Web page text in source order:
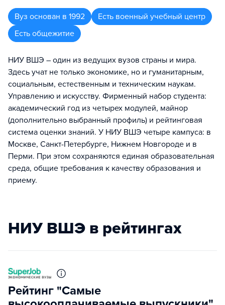
Вуз основан в 1992
Есть военный учебный центр
Есть общежитие
НИУ ВШЭ – один из ведущих вузов страны и мира.
Здесь учат не только экономике, но и гуманитарным,
социальным, естественным и техническим наукам.
Управлению и искусству. Фирменный набор студента:
академический год из четырех модулей, майнор
(дополнительно выбранный профиль) и рейтинговая
система оценки знаний. У НИУ ВШЭ четыре кампуса: в
Москве, Санкт-Петербурге, Нижнем Новгороде и в
Перми. При этом сохраняются единая образовательная
среда, общие требования к качеству образования и
приему.
НИУ ВШЭ в рейтингах
Рейтинг "Самые